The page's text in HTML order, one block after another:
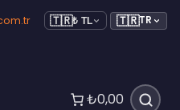
🇹🇷₺ TL 🇹🇷TR
₺0,00